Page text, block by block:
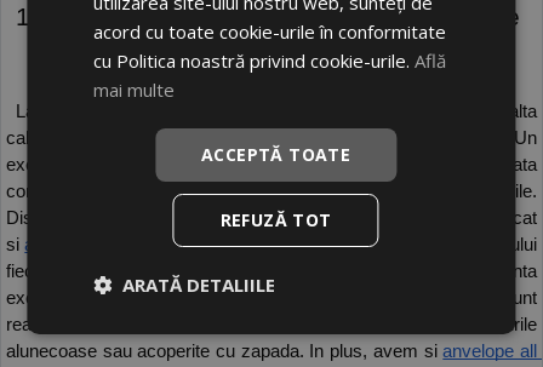
195 50 19 – ideale pentru siguranta in orice
deplasare cu masina
calitate, durabile si sigure pentru orice tip de deplasare. Un
exemplu sunt si modelele 195 50 19, proiectate sa faca fata
conditiilor meteo variate si sa ofere siguranta in situatii dificile.
Disponibilitatea diversificata include atat
, cat
si anvelope de iarna
, concepute sa se adapteze perfect specificului
fiecarui sezon. Cele pentru sezonul cald asigura aderenta
excelenta pe suprafete uscate si umede, iar modelele de iarna sunt
realizate pentru a oferi tractiune optima si siguranta pe drumurile
alunecoase sau acoperite cu zapada. In plus, avem si anvelope all
acord cu toate cookie-urile în conformitate
cu Politica noastră privind cookie-urile.Află
mai multe
ACCEPTĂ TOATE
REFUZĂ TOT
ARATĂ DETALIILE